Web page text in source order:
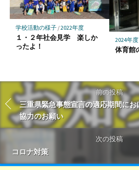
学校活動の様子/2022年度
１・２年社会見学 楽しか
ったよ！
2024年度
体育館
前の投稿
三重県緊急事態宣言の適応期間に
協力のお願い
次の投稿
コロナ対策